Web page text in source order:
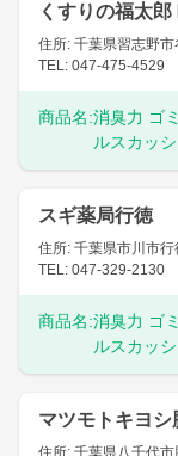
くすりの福太
住所: 千葉県習志野
TEL: 047-475-4529
商品名:消臭力 ゴ
ルスカッ
スギ薬局行徳
住所: 千葉県市川市
TEL: 047-329-2130
商品名:消臭力 ゴ
ルスカッ
マツモトキヨシ
住所: 千葉県八千代